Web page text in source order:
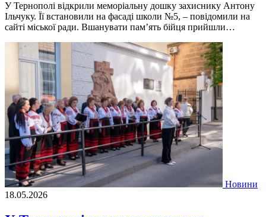
У Тернополі відкрили меморіальну дошку захиснику Антону
Ільчуку. Її встановили на фасаді школи №5, – повідомили на
сайті міської ради. Вшанувати пам’ять бійця прийшли…
Новини
18.05.2026